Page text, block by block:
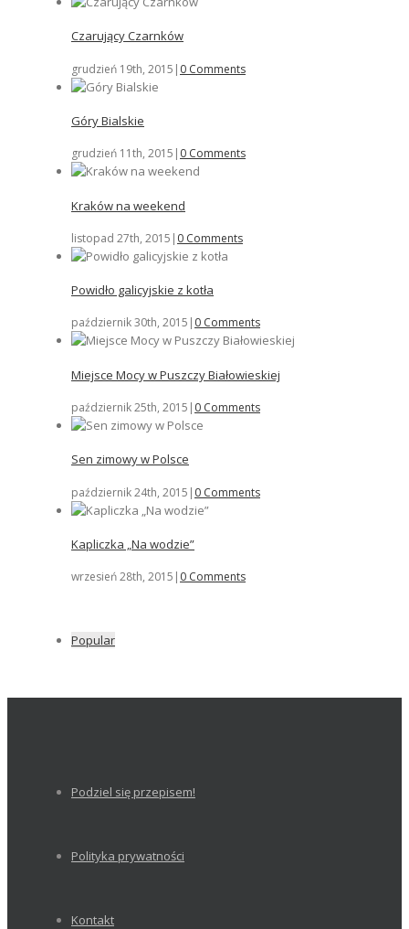
Czarujący Czarnków
grudzień 19th, 2015 | 0 Comments
Góry Bialskie
grudzień 11th, 2015 | 0 Comments
Kraków na weekend
listopad 27th, 2015 | 0 Comments
Powidło galicyjskie z kotła
październik 30th, 2015 | 0 Comments
Miejsce Mocy w Puszczy Białowieskiej
październik 25th, 2015 | 0 Comments
Sen zimowy w Polsce
październik 24th, 2015 | 0 Comments
Kapliczka „Na wodzie”
wrzesień 28th, 2015 | 0 Comments
Popular
Podziel się przepisem!
Polityka prywatności
Kontakt